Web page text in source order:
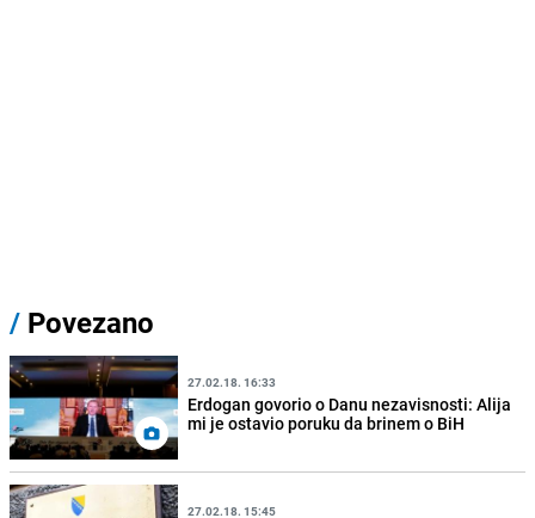
/ Povezano
27.02.18. 16:33
Erdogan govorio o Danu nezavisnosti: Alija
mi je ostavio poruku da brinem o BiH
27.02.18. 15:45